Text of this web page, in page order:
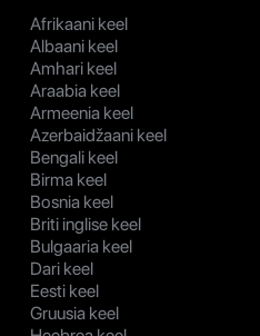
Afrikaani keel
Albaani keel
Amhari keel
Araabia keel
Armeenia keel
Azerbaidžaani keel
Bengali keel
Birma keel
Bosnia keel
Briti inglise keel
Bulgaaria keel
Dari keel
Eesti keel
Gruusia keel